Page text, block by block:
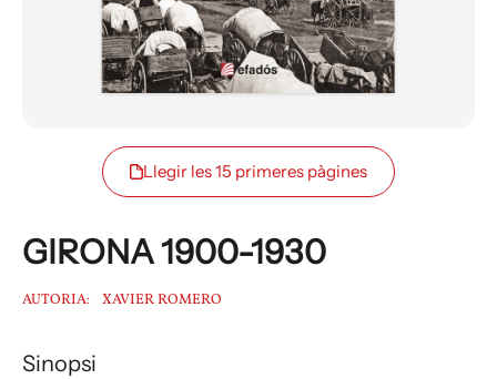
Llegir les 15 primeres pàgines
GIRONA 1900-1930
AUTORIA: XAVIER ROMERO
Sinopsi